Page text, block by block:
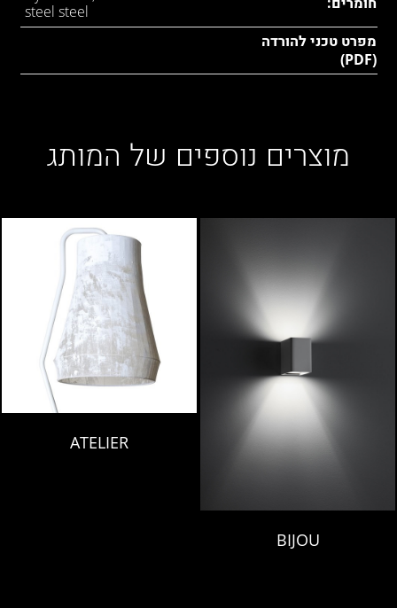
steel steel
מפרט טכני להורדה
(PDF)
מוצרים נוספים של המותג
BIJOU
ATELIER